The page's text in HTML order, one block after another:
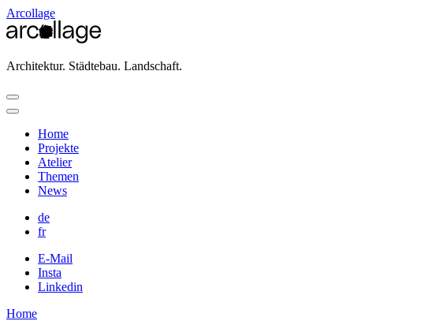
Arcollage
Architektur. Städtebau. Landschaft.
Home
Projekte
Atelier
Themen
News
de
fr
E-Mail
Insta
Linkedin
Home